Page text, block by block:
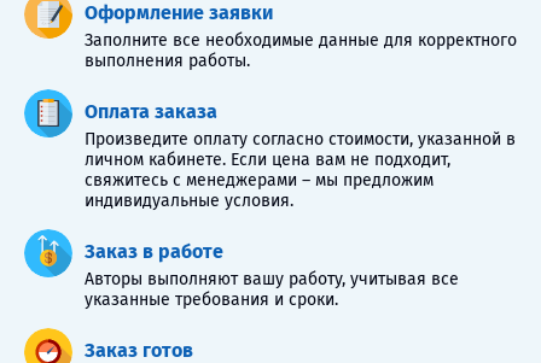
Оформление заявки
Заполните все необходимые данные для корректного
выполнения работы.
Оплата заказа
Произведите оплату согласно стоимости, указанной в
личном кабинете. Если цена вам не подходит,
свяжитесь с менеджерами – мы предложим
индивидуальные условия.
Заказ в работе
Авторы выполняют вашу работу, учитывая все
указанные требования и сроки.
Заказ готов